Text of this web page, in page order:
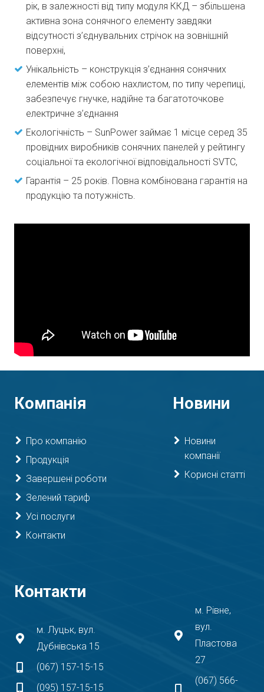
рік, в залежності від типу модуля ККД – збільшена
активна зона сонячного елементу завдяки
відсутності з’єднувальних стрічок на зовнішній
поверхні,
Унікальність – конструкція з’єднання сонячних
елементів між собою нахлистом, по типу черепиці,
забезпечує гнучке, надійне та багатоточкове
електричне з’єднання
Екологічність – SunPower займає 1 місце серед 35
провідних виробників сонячних панелей у рейтингу
соціальної та екологічної відповідальності SVTC,
Гарантія – 25 років. Повна комбінована гарантія на
продукцію та потужність.
Компанія
Про компанію
Продукція
Завершені роботи
Зелений тариф
Усі послуги
Контакти
Новини
Новини
компанії
Корисні статті
Контакти
м. Луцьк, вул.
Дубнівська 15
(067) 157-15-15
(095) 157-15-15
м. Рівне,
вул.
Пластова
27
(067) 566-